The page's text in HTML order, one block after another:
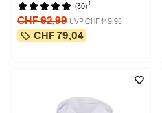
(30) 1
CHF 92,99 UVP CHF 119,95
CHF 79,04